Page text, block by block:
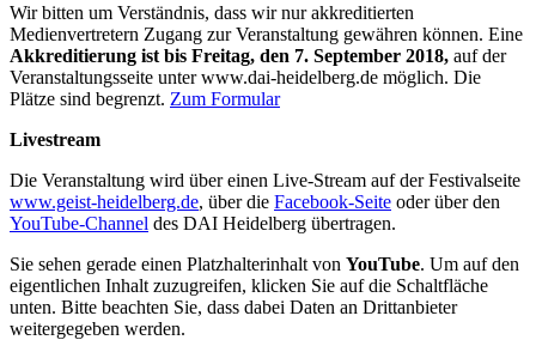
Wir bitten um Verständnis, dass wir nur akkreditierten
Medienvertretern Zugang zur Veranstaltung gewähren können. Eine
Akkreditierung ist bis Freitag, den 7. September 2018, auf der
Veranstaltungsseite unter www.dai-heidelberg.de möglich. Die
Plätze sind begrenzt. Zum Formular
Livestream
Die Veranstaltung wird über einen Live-Stream auf der Festivalseite
www.geist-heidelberg.de, über die Facebook-Seite oder über den
YouTube-Channel des DAI Heidelberg übertragen.
Sie sehen gerade einen Platzhalterinhalt von YouTube. Um auf den
eigentlichen Inhalt zuzugreifen, klicken Sie auf die Schaltfläche
unten. Bitte beachten Sie, dass dabei Daten an Drittanbieter
weitergegeben werden.